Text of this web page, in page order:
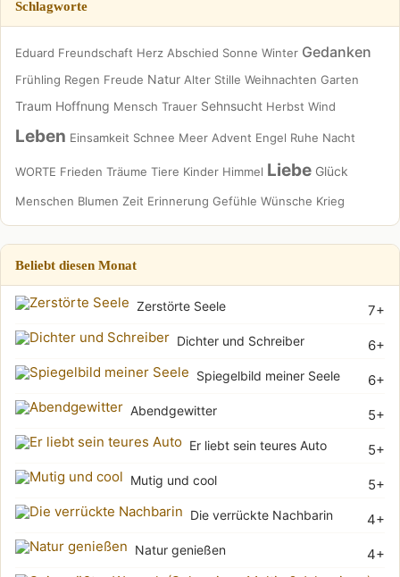
Schlagworte
Eduard Freundschaft Herz Abschied Sonne Winter Gedanken
Frühling Regen Freude Natur Alter Stille Weihnachten Garten
Traum Hoffnung Mensch Trauer Sehnsucht Herbst Wind
Leben Einsamkeit Schnee Meer Advent Engel Ruhe Nacht
WORTE Frieden Träume Tiere Kinder Himmel Liebe Glück
Menschen Blumen Zeit Erinnerung Gefühle Wünsche Krieg
Beliebt diesen Monat
7+
Zerstörte Seele
6+
Dichter und Schreiber
6+
Spiegelbild meiner Seele
5+
Abendgewitter
5+
Er liebt sein teures Auto
5+
Mutig und cool
4+
Die verrückte Nachbarin
4+
Natur genießen